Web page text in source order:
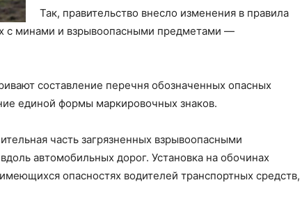
Так, правительство внесло изменения в правила
с минами и взрывоопасными предметами —
составление перечня обозначенных опасных
единой формы маркировочных знаков.
часть загрязненных взрывоопасными
автомобильных дорог. Установка на обочинах
опасностях водителей транспортных средств,